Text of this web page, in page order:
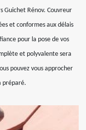
Guichet Rénov. Couvreur
et conformes aux délais
pour la pose de vos
et polyvalente sera
pouvez vous approcher
préparé.